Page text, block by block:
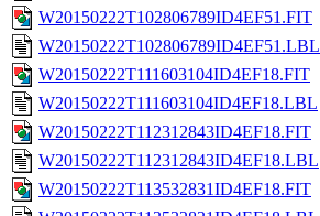
W20150222T102806789ID4EF51.FIT
W20150222T102806789ID4EF51.LBL
W20150222T111603104ID4EF18.FIT
W20150222T111603104ID4EF18.LBL
W20150222T112312843ID4EF18.FIT
W20150222T112312843ID4EF18.LBL
W20150222T113532831ID4EF18.FIT